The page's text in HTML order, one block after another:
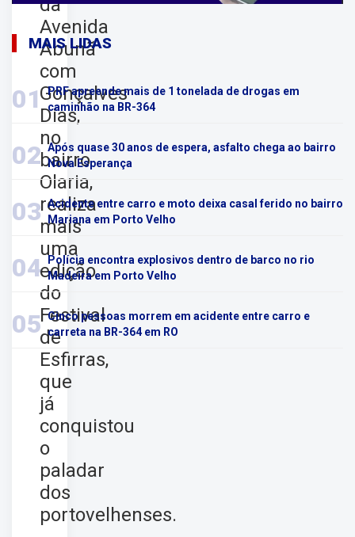
da
Avenida
Abunã
com
Gonçalves
Dias,
no
bairro
Olaria,
realiza
mais
uma
edição
do
Festival
de
Esfirras,
que
já
conquistou
o
paladar
dos
portovelhenses.
MAIS LIDAS
01 PRF apreende mais de 1 tonelada de drogas em
caminhão na BR-364
02 Após quase 30 anos de espera, asfalto chega ao bairro
Nova Esperança
03 Acidente entre carro e moto deixa casal ferido no bairro
Mariana em Porto Velho
04
Polícia encontra explosivos dentro de barco no rio
Madeira em Porto Velho
05 Cinco pessoas morrem em acidente entre carro e
carreta na BR-364 em RO